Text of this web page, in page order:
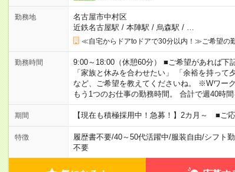
勤務地
名古屋市中村区
近鉄名古屋駅 / 本陣駅 / 烏森駅 /
≪自宅からドアtoドアで30分以内！≫ご希望の
勤務時間
9:00～18:00（休憩60分） ■ご希望があれば下
「家族と休みを合わせたい」 「余裕を持って
など、ご希望を教えてくださいね。 ※Wワー
もう1つのお仕事の勤務時間。 合計で週40時
期間 【現在も積極採用中！急募！】2カ月～ ■ご
特徴 履歴書不要/40～50代活躍中/服装自由/シフト
不要